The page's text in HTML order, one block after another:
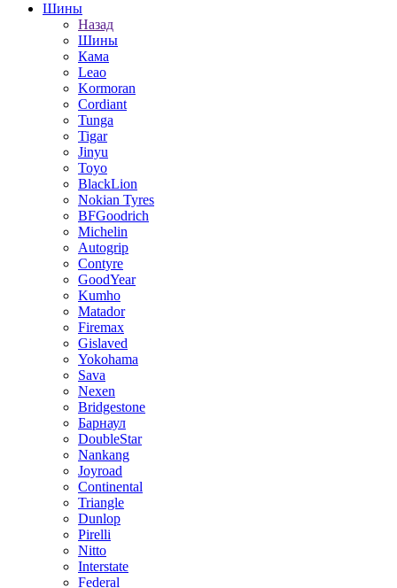
Шины
Назад
Шины
Кама
Leao
Kormoran
Cordiant
Tunga
Tigar
Jinyu
Toyo
BlackLion
Nokian Tyres
BFGoodrich
Michelin
Autogrip
Contyre
GoodYear
Kumho
Matador
Firemax
Gislaved
Yokohama
Sava
Nexen
Bridgestone
Барнаул
DoubleStar
Nankang
Joyroad
Continental
Triangle
Dunlop
Pirelli
Nitto
Interstate
Federal